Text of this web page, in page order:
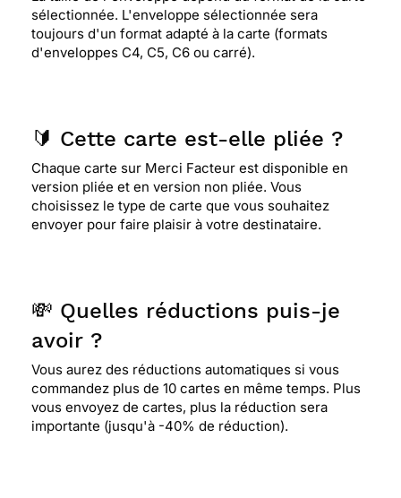
sélectionnée. L'enveloppe sélectionnée sera
toujours d'un format adapté à la carte (formats
d'enveloppes C4, C5, C6 ou carré).
🔰 Cette carte est-elle pliée ?
Chaque carte sur Merci Facteur est disponible en
version pliée et en version non pliée. Vous
choisissez le type de carte que vous souhaitez
envoyer pour faire plaisir à votre destinataire.
💸 Quelles réductions puis-je
avoir ?
Vous aurez des réductions automatiques si vous
commandez plus de 10 cartes en même temps. Plus
vous envoyez de cartes, plus la réduction sera
importante (jusqu'à -40% de réduction).